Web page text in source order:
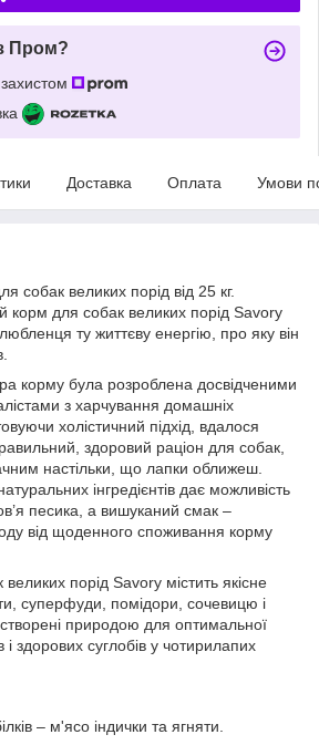
Пром?
Доставка Оплата Умови
собак великих порід від 25 кг.
корм для собак великих порід Savory
ту життєву енергію, про яку він
корму була розроблена досвідченими
з харчування домашніх
холістичний підхід, вдалося
здоровий раціон для собак,
настільки, що лапки оближеш.
інгредієнтів дає можливість
песика, а вишуканий смак –
від щоденного споживання корму
порід Savory містить якісне
суперфуди, помідори, сочевицю і
створені природою для оптимальної
і здорових суглобів у чотирилапих
– м'ясо індички та ягняти.